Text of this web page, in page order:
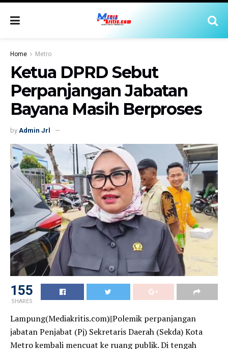
Home Metro
Ketua DPRD Sebut
Perpanjangan Jabatan
Bayana Masih Berproses
by Admin Jrl
155
SHARES
Lampung(Mediakritis.com)||Polemik perpanjangan
jabatan Penjabat (Pj) Sekretaris Daerah (Sekda) Kota
Metro kembali mencuat ke ruang publik. Di tengah